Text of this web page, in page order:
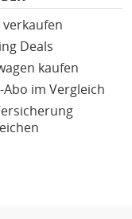
Deals
kaufen
Abo im Vergleich